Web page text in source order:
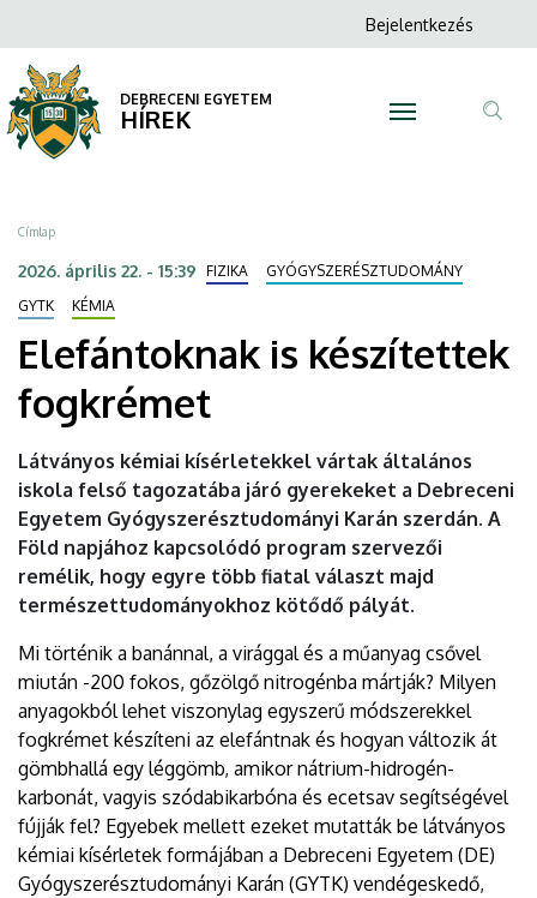
is
készítettek
fogkrémet
DEBRECENI
EGYETEM
a
tartalomra
Anonim
menüje
Bejelentkezés
DEBRECENI EGYETEM
HÍREK
Morzsa
Címlap
2026. április 22. - 15:39 FIZIKA
GYÓGYSZERÉSZTUDOMÁNY
GYTK
KÉMIA
Elefántoknak is készítettek
fogkrémet
Látványos kémiai kísérletekkel vártak általános
iskola felső tagozatába járó gyerekeket a Debreceni
Egyetem Gyógyszerésztudományi Karán szerdán. A
Föld napjához kapcsolódó program szervezői
remélik, hogy egyre több fiatal választ majd
természettudományokhoz kötődő pályát.
Mi történik a banánnal, a virággal és a műanyag csővel
miután -200 fokos, gőzölgő nitrogénba mártják? Milyen
anyagokból lehet viszonylag egyszerű módszerekkel
fogkrémet készíteni az elefántnak és hogyan változik át
gömbhallá egy léggömb, amikor nátrium-hidrogén-
karbonát, vagyis szódabikarbóna és ecetsav segítségével
fújják fel? Egyebek mellett ezeket mutatták be látványos
kémiai kísérletek formájában a Debreceni Egyetem (DE)
Gyógyszerésztudományi Karán (GYTK) vendégeskedő,